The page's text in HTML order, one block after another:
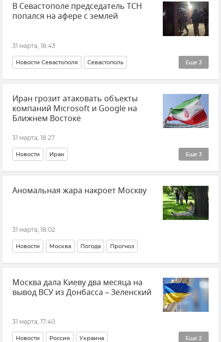
Прокуратура города Севастополя Штрафы
В Севастополе председатель ТСН
попался на афере с землей
31 марта, 18:43
Еще 3
Новости Севастополя Севастополь
Полиция Севастополя Происшествия
Мошенничество
Иран грозит атаковать объекты
компаний Microsoft и Google на
Ближнем Востоке
31 марта, 18:27
Еще 3
Новости Иран
Обострение между Ираном и США
Обострение между Израилем и Ираном
Аномальная жара накроет Москву
31 марта, 18:02
Новости Москва Погода Прогноз
Москва дала Киеву два месяца на
вывод ВСУ из Донбасса – Зеленский
31 марта, 17:40
Еще 2
Новости Россия Украина